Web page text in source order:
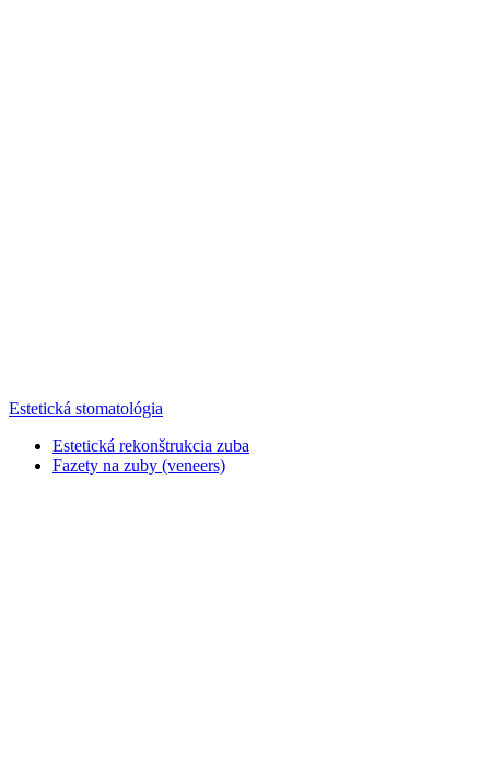
Estetická stomatológia
Estetická rekonštrukcia zuba
Fazety na zuby (veneers)